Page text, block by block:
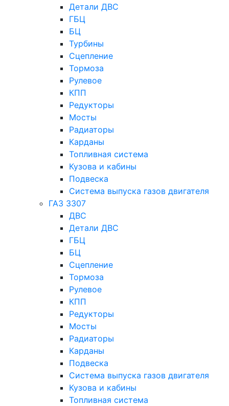
Детали ДВС
ГБЦ
БЦ
Турбины
Сцепление
Тормоза
Рулевое
КПП
Редукторы
Мосты
Радиаторы
Карданы
Топливная система
Кузова и кабины
Подвеска
Система выпуска газов двигателя
ГАЗ 3307
ДВС
Детали ДВС
ГБЦ
БЦ
Сцепление
Тормоза
Рулевое
КПП
Редукторы
Мосты
Радиаторы
Карданы
Подвеска
Система выпуска газов двигателя
Кузова и кабины
Топливная система